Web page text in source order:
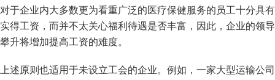
对于企业内大多数更为看重广泛的医疗保健服务的员工十分具
实得工资，而并不太关心福利待遇是否丰富，因此，企业的领
攀升将增加提高工资的难度。
上述原则也适用于未设立工会的企业。例如，一家大型运输公